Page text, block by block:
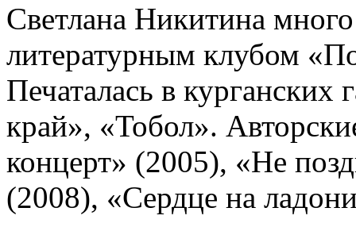
Светлана Никитина
литературным клубом
Печаталась в курганских
край», «Тобол».
концерт» (2005), «Не
(2008), «Сердце на